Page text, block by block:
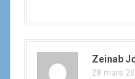
Zeinab
28 mars